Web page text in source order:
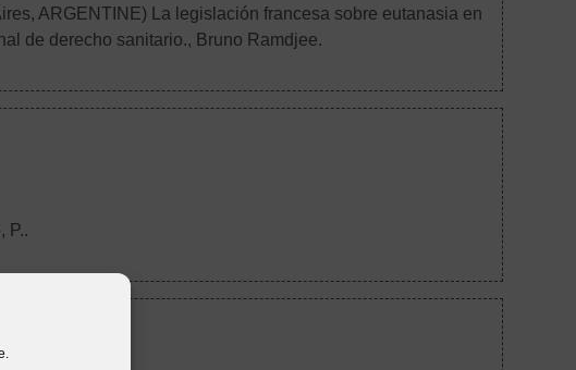
ARGENTINE) La legislación francesa sobre eutanasia en
de derecho sanitario., Bruno Ramdjee.
P..